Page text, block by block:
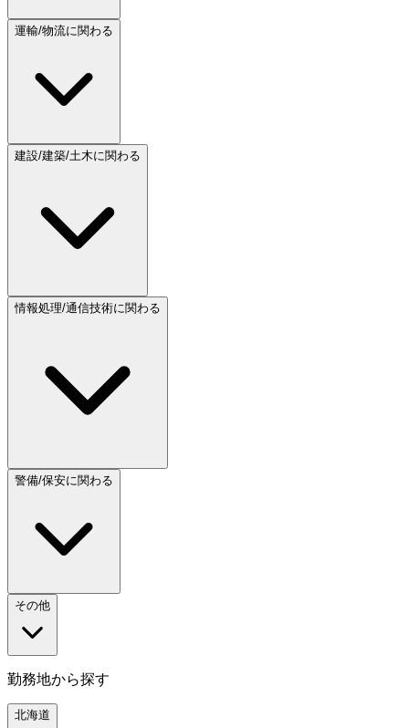
運輸/物流に関わる
建設/建築/土木に関わる
情報処理/通信技術に関わる
警備/保安に関わる
その他
勤務地から探す
北海道